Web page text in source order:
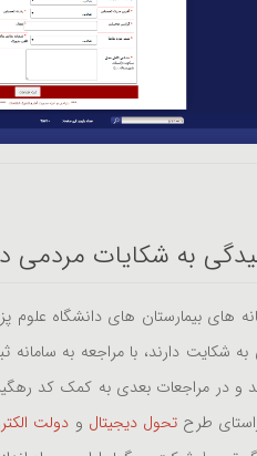
به شکایات مردمی
های بیمارستان های دانشگاه
شکایت دارند، با مراجعه به سامانه
و در مراجعات بعدی به کمک کد
طرحتحول دیجیتال و دولت